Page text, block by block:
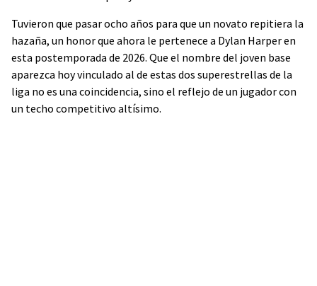
Tuvieron que pasar ocho años para que un novato repitiera la
hazaña, un honor que ahora le pertenece a Dylan Harper en
esta postemporada de 2026. Que el nombre del joven base
aparezca hoy vinculado al de estas dos superestrellas de la
liga no es una coincidencia, sino el reflejo de un jugador con
un techo competitivo altísimo.